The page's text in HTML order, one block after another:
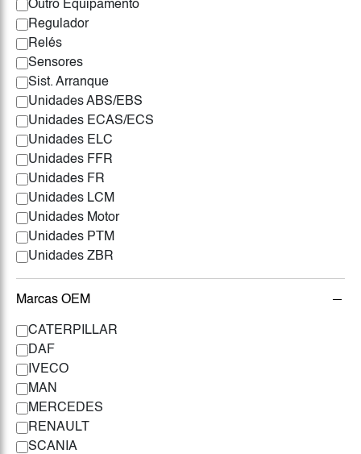
Outro Equipamento
Regulador
Relés
Sensores
Sist. Arranque
Unidades ABS/EBS
Unidades ECAS/ECS
Unidades ELC
Unidades FFR
Unidades FR
Unidades LCM
Unidades Motor
Unidades PTM
Unidades ZBR
Marcas OEM
CATERPILLAR
DAF
IVECO
MAN
MERCEDES
RENAULT
SCANIA